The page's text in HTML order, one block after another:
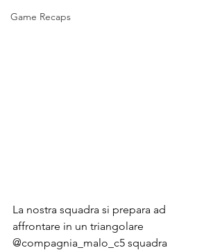
Game Recaps
La nostra squadra si prepara ad
affrontare in un triangolare
@compagnia_malo_c5 squadra